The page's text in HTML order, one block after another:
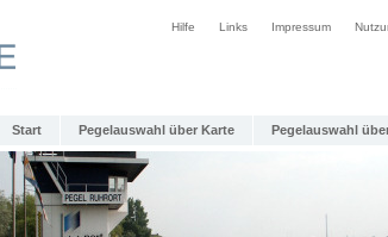
Hilfe Links Impressum
Start Pegelauswahl über Karte Pegelauswahl